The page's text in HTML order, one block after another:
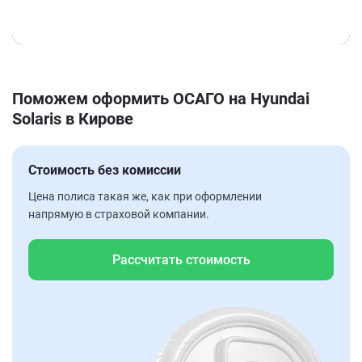
Поможем оформить ОСАГО на Hyundai
Solaris в Кирове
Стоимость без комиссии
Цена полиса такая же, как при оформлении
напрямую в страховой компании.
Рассчитать стоимость